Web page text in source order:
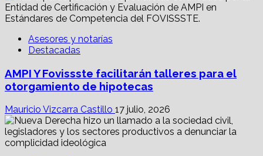
Asesores y notarías
Destacadas
AMPI Y Fovissste facilitarán talleres para el
otorgamiento de hipotecas
Mauricio Vizcarra Castillo 17 julio, 2026